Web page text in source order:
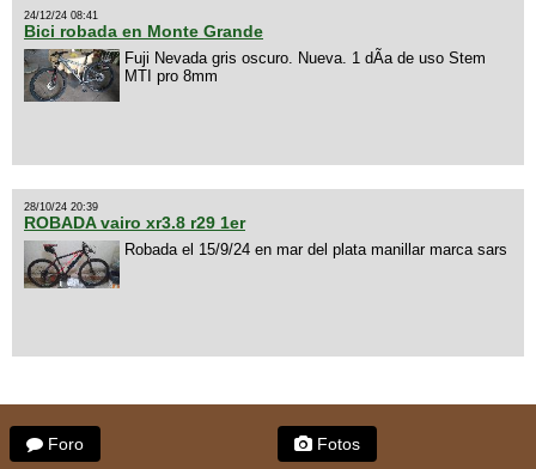
24/12/24 08:41
Bici robada en Monte Grande
Fuji Nevada gris oscuro. Nueva. 1 dÃ­a de uso Stem
MTI pro 8mm
28/10/24 20:39
ROBADA vairo xr3.8 r29 1er
Robada el 15/9/24 en mar del plata manillar marca sars
Foro
Fotos